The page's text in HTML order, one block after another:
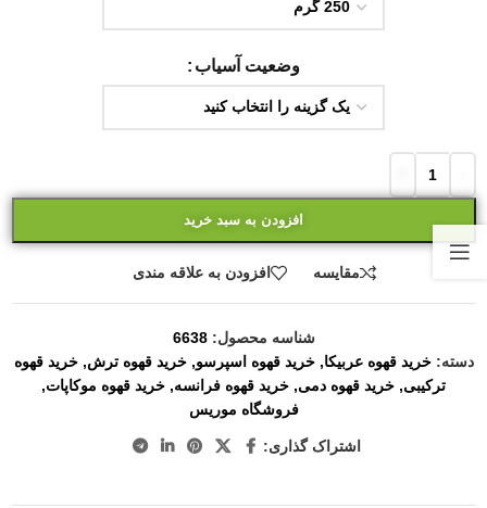
وضعیت آسیاب
افزودن به سبد خرید
مقایسه افزودن به علاقه مندی
شناسه محصول:6638
دسته: خرید قهوه عربیکا, خرید قهوه اسپرسو, خرید قهوه ترش, خرید قهوه
ترکیبی, خرید قهوه دمی, خرید قهوه فرانسه, خرید قهوه موکاپات,
فروشگاه موریس
اشتراک گذاری: